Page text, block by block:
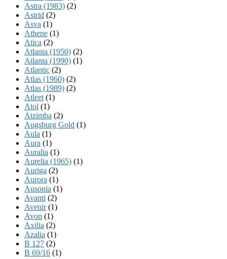
Astra (1983) (2)
Astrid (2)
Asva (1)
Athene (1)
Atica (2)
Atlanta (1950) (2)
Atlanta (1990) (1)
Atlantic (2)
Atlas (1960) (2)
Atlas (1989) (2)
Atleet (1)
Atol (1)
Atzimba (2)
Augsburg Gold (1)
Aula (1)
Aura (1)
Auralia (1)
Aurelia (1965) (1)
Auriga (2)
Aurora (1)
Ausonia (1)
Avanti (2)
Avenir(1)
Avon (1)
Axilia (2)
Azalia (1)
B 127 (2)
B 69/16 (1)